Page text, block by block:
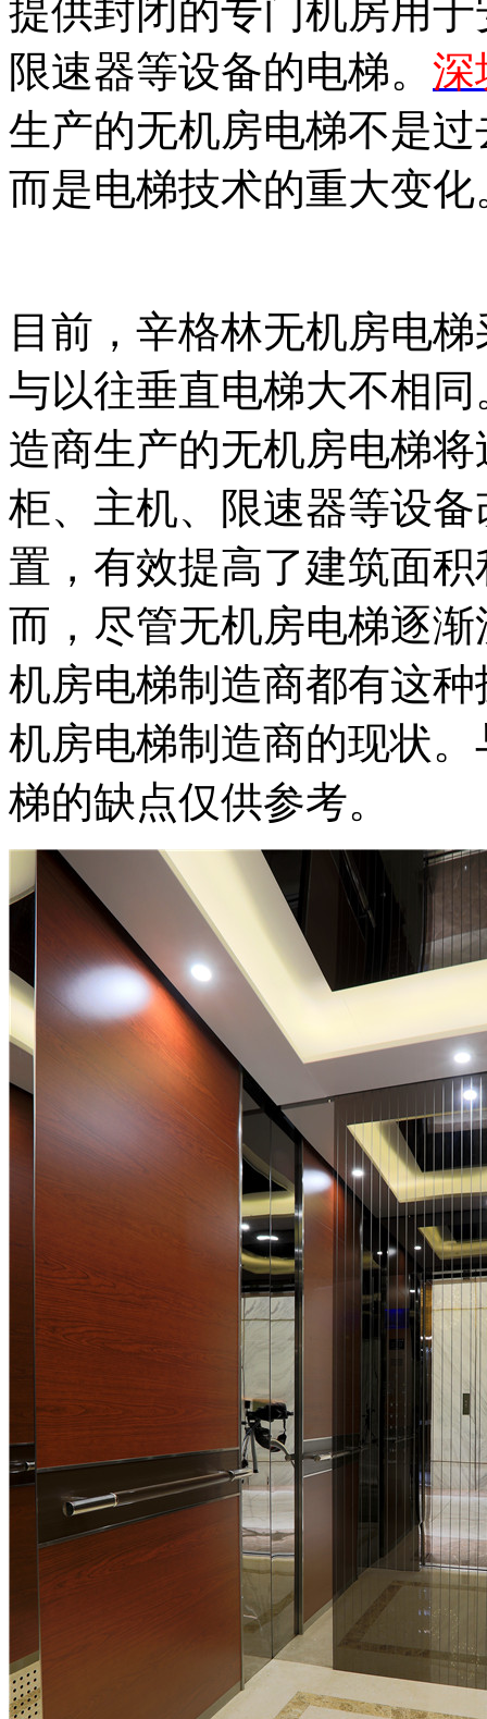
提供封闭的专门机房用
限速器等设备的电梯。 深
生产的无机房电梯不是
而是电梯技术的重大变化
目前，辛格林无机房电
与以往垂直电梯大不相
造商生产的无机房电梯
柜、主机、限速器等设
置，有效提高了建筑面
而，尽管无机房电梯逐
机房电梯制造商都有这
机房电梯制造商的现状
梯的缺点仅供参考。